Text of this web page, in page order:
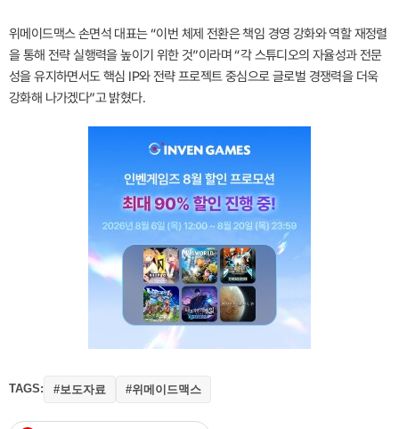
위메이드맥스 손면석 대표는 “이번 체제 전환은 책임 경영 강화와 역할 재정렬
을 통해 전략 실행력을 높이기 위한 것”이라며 “각 스튜디오의 자율성과 전문
성을 유지하면서도 핵심 IP와 전략 프로젝트 중심으로 글로벌 경쟁력을 더욱
강화해 나가겠다”고 밝혔다.
TAGS: #보도자료 #위메이드맥스